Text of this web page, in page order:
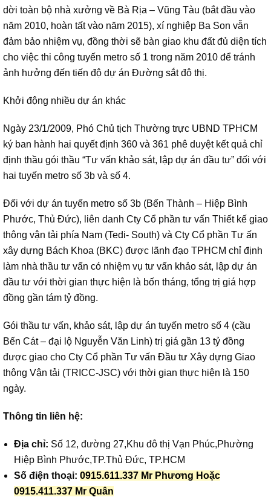
dời toàn bộ nhà xưởng về Bà Rịa – Vũng Tàu (bắt đầu vào
năm 2010, hoàn tất vào năm 2015), xí nghiệp Ba Son vẫn
đảm bảo nhiệm vụ, đồng thời sẽ bàn giao khu đất đủ diện tích
cho việc thi công tuyến metro số 1 trong năm 2010 để tránh
ảnh hưởng đến tiến độ dự án Đường sắt đô thị.
Khởi động nhiều dự án khác
Ngày 23/1/2009, Phó Chủ tịch Thường trực UBND TPHCM
ký ban hành hai quyết định 360 và 361 phê duyệt kết quả chỉ
định thầu gói thầu “Tư vấn khảo sát, lập dự án đầu tư” đối với
hai tuyến metro số 3b và số 4.
Đối với dự án tuyến metro số 3b (Bến Thành – Hiệp Bình
Phước, Thủ Đức), liên danh Cty Cổ phần tư vấn Thiết kế giao
thông vận tải phía Nam (Tedi- South) và Cty Cổ phần Tư ấn
xây dựng Bách Khoa (BKC) được lãnh đạo TPHCM chỉ định
làm nhà thầu tư vấn có nhiệm vụ tư vấn khảo sát, lập dự án
đầu tư với thời gian thực hiện là bốn tháng, tổng trị giá hợp
đồng gần tám tỷ đồng.
Gói thầu tư vấn, khảo sát, lập dự án tuyến metro số 4 (cầu
Bến Cát – đại lộ Nguyễn Văn Linh) trị giá gần 13 tỷ đồng
được giao cho Cty Cổ phần Tư vấn Đầu tư Xây dựng Giao
thông Vận tải (TRICC-JSC) với thời gian thực hiện là 150
ngày.
Thông tin liên hệ:
Địa chỉ: Số 12, đường 27,Khu đô thị Vạn Phúc,Phường
Hiệp Bình Phước,TP.Thủ Đức, TP.HCM
Số điện thoại: 0915.611.337 Mr Phương Hoặc
0915.411.337 Mr Quân